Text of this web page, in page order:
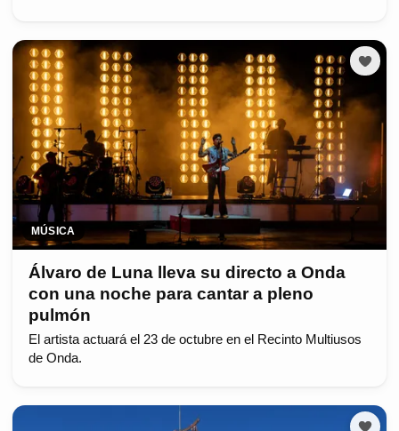
MÚSICA
Álvaro de Luna lleva su directo a Onda
con una noche para cantar a pleno
pulmón
El artista actuará el 23 de octubre en el Recinto Multiusos
de Onda.